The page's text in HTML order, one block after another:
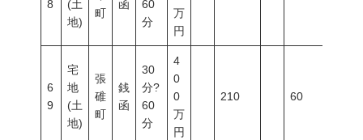
8
(土
地)
町
函
60
分
万
円
6
9
宅
地
(土
地)
張
碓
町
銭
函
30
分?
60
分
4
0
0
万
円
210 60